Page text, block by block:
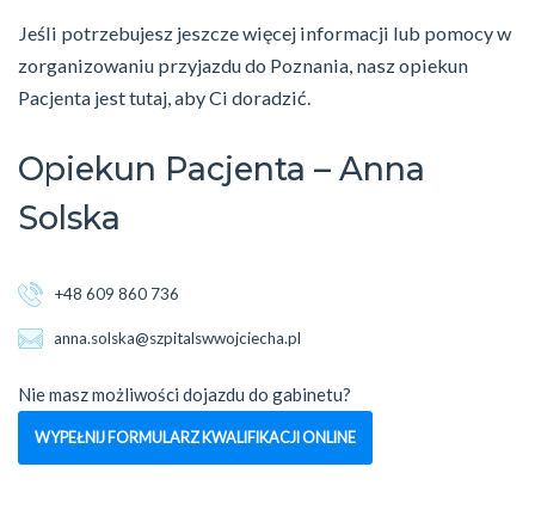
Jeśli potrzebujesz jeszcze więcej informacji lub pomocy w
zorganizowaniu przyjazdu do Poznania, nasz opiekun
Pacjenta jest tutaj, aby Ci doradzić.
Opiekun Pacjenta – Anna
Solska
+48 609 860 736
anna.solska@szpitalswwojciecha.pl
Nie masz możliwości dojazdu do gabinetu?
WYPEŁNIJ FORMULARZ KWALIFIKACJI ONLINE